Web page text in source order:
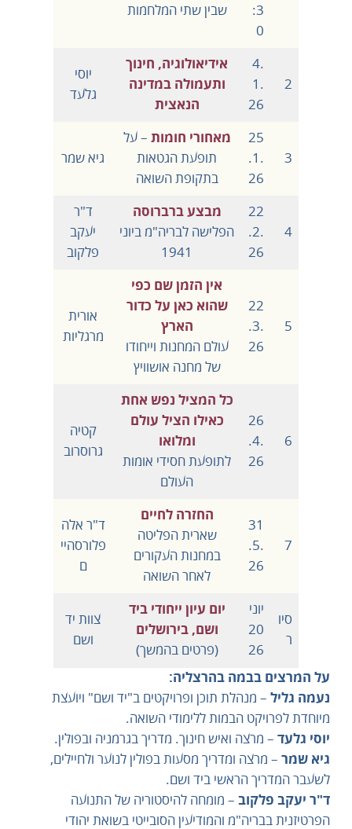
:3
0
שבין שתי המלחמות
2
4.
1.
26
אידיאולוגיה, חינוך
ותעמולה במדינה
הנאצית
יוסי
גלעד
3
25
.1.
26
מאחורי חומות – על
תופעת הגטאות
בתקופת השואה
גיא שמר
4
22
.2.
26
מבצע ברברוסה
הפלישה לבריה"מ ביוני
1941
ד"ר
יעקב
פלקוב
5
22
.3.
26
אין הזמן שם כפי
שהוא כאן על כדור
הארץ
עולם המחנות וייחודו
של מחנה אושוויץ
אורית
מרגליות
6
26
.4.
26
כל המציל נפש אחת
כאילו הציל עולם
ומלואו
לתופעת חסידי אומות
העולם
קטיה
גרוסרוב
7
31
.5.
26
החזרה לחיים
שארית הפליטה
במחנות העקורים
לאחר השואה
ד"ר אלה
פלורסהיי
ם
סיו
ר
יוני
20
26
יום עיון ייחודי ביד
ושם, בירושלים
(פרטים בהמשך)
צוות יד
ושם
על המרצים בבמה בהרצליה:
נעמה גליל – מנהלת תוכן ופרויקטים ב"יד ושם" ויועצת
מיוחדת לפרויקט הבמות ללימודי השואה.
יוסי גלעד – מרצה ואיש חינוך. מדריך בגרמניה ובפולין.
גיא שמר – מרצה ומדריך מסעות בפולין לנוער ולחיילים,
לשעבר המדריך הראשי ביד ושם.
ד"ר יעקב פלקוב – מומחה להיסטוריה של התנועה
הפרטיזנית בבריה"מ והמודיעין הסובייטי בשואת יהודי